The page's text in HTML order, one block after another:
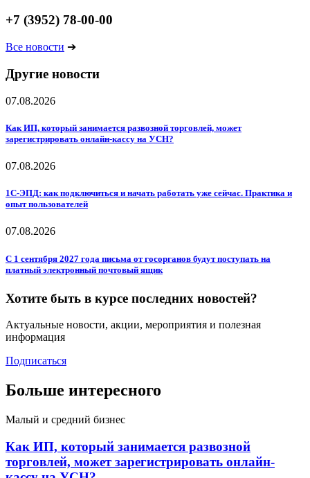
+7 (3952) 78-00-00
Все новости ➔
Другие новости
07.08.2026
Как ИП, который занимается развозной торговлей, может
зарегистрировать онлайн-кассу на УСН?
07.08.2026
1С-ЭПД: как подключиться и начать работать уже сейчас. Практика и
опыт пользователей
07.08.2026
С 1 сентября 2027 года письма от госорганов будут поступать на
платный электронный почтовый ящик
Хотите быть в курсе последних новостей?
Актуальные новости, акции, мероприятия и полезная
информация
Подписаться
Больше интересного
Малый и средний бизнес
Как ИП, который занимается развозной
торговлей, может зарегистрировать онлайн-